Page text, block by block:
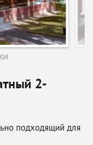
2-
подходящий для